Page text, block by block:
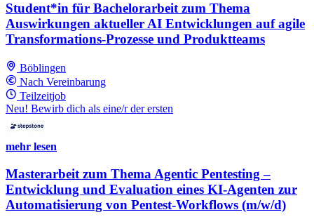
Student*in für Bachelorarbeit zum Thema
Auswirkungen aktueller AI Entwicklungen auf agile
Transformations-Prozesse und Produktteams
Böblingen
Nach Vereinbarung
Teilzeitjob
Neu! Bewirb dich als eine/r der ersten
mehr lesen
Masterarbeit zum Thema Agentic Pentesting –
Entwicklung und Evaluation eines KI‑Agenten zur
Automatisierung von Pentest‑Workflows (m/w/d)